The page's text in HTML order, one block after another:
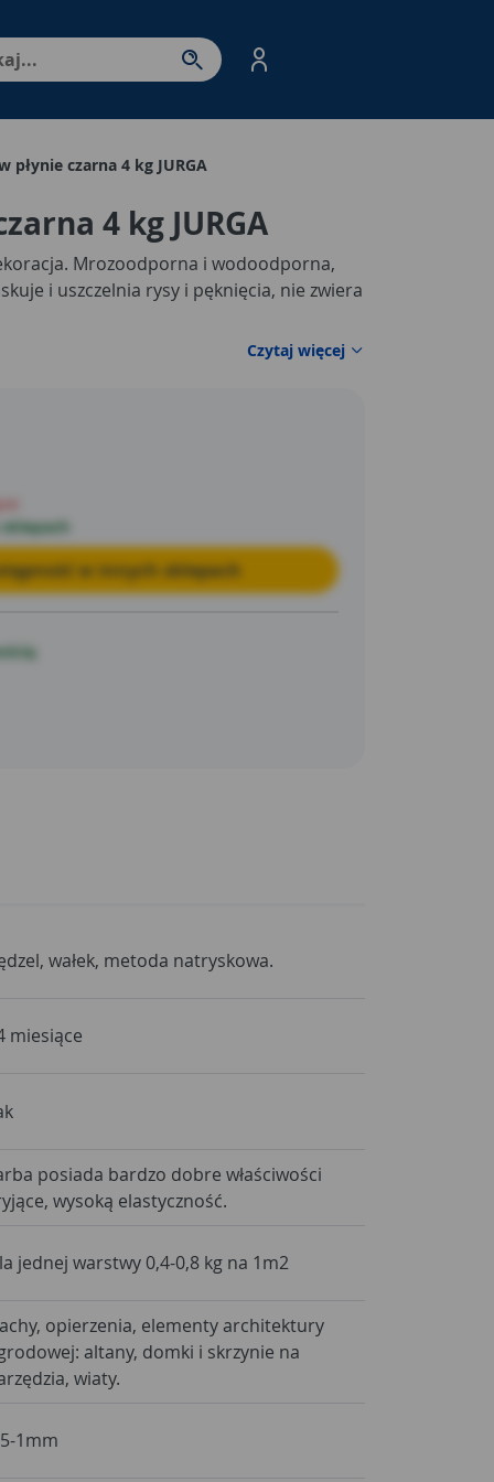
- przejdź do strony produktów. Spacja – otwórz/
płynie czarna 4 kg JURGA
4 kg JURGA
Mrozoodporna i wodoodporna,
i uszczelnia rysy i pęknięcia, nie zwiera
Czytaj więcej
w innych sklepach
wałek, metoda natryskowa.
miesiące
posiada bardzo dobre właściwości
wysoką elastyczność.
jednej warstwy 0,4-0,8 kg na 1m2
opierzenia, elementy architektury
altany, domki i skrzynie na
wiaty.
1mm